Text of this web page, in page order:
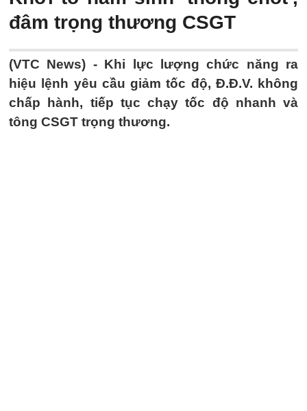
đâm trọng thương CSGT
(VTC News) - Khi lực lượng chức năng ra
hiệu lệnh yêu cầu giảm tốc độ, Đ.Đ.V. không
chấp hành, tiếp tục chạy tốc độ nhanh và
tông CSGT trọng thương.